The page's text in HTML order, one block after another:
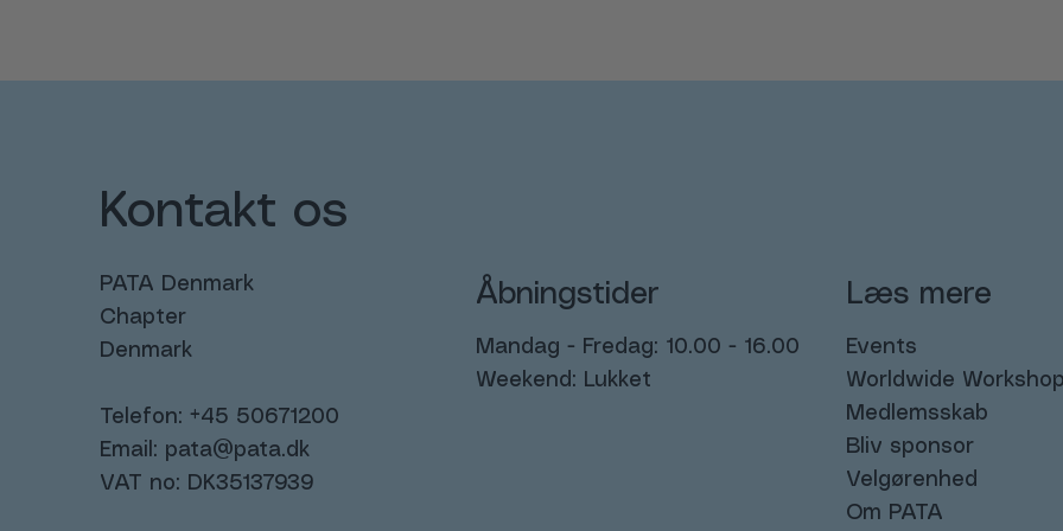
Kontakt os
PATA Denmark
Chapter
Denmark
Telefon: +45 50671200
Email: pata@pata.dk
VAT no: DK35137939
Åbningstider
Mandag - Fredag: 10.00 - 16.00
Weekend: Lukket
Læs mere
Events
Worldwide
Medlemsskab
Bliv sponsor
Velgørenhed
Om PATA